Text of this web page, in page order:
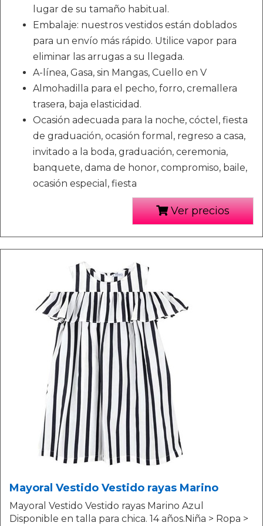
lugar de su tamaño habitual.
Embalaje: nuestros vestidos están doblados
para un envío más rápido. Utilice vapor para
eliminar las arrugas a su llegada.
A-línea, Gasa, sin Mangas, Cuello en V
Almohadilla para el pecho, forro, cremallera
trasera, baja elasticidad.
Ocasión adecuada para la noche, cóctel, fiesta
de graduación, ocasión formal, regreso a casa,
invitado a la boda, graduación, ceremonia,
banquete, dama de honor, compromiso, baile,
ocasión especial, fiesta
Ver precios
Mayoral Vestido Vestido rayas Marino
Mayoral Vestido Vestido rayas Marino Azul
Disponible en talla para chica. 14 años.Niña > Ropa >